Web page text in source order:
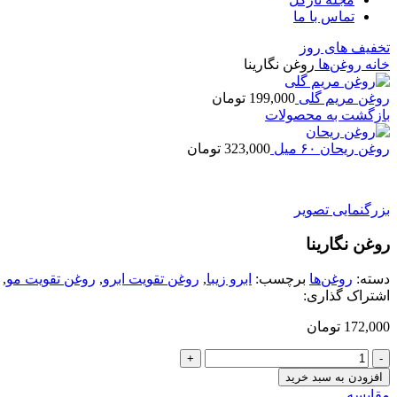
تماس با ما
تخفیف های روز
خانه روغن‌ها روغن نگارینا
روغن مریم گلی 199,000 تومان
بازگشت به محصولات
روغن ریحان ۶۰ میل 323,000 تومان
بزرگنمایی تصویر
روغن نگارینا
دسته: روغن‌ها برچسب: ابرو زیبا, روغن تقویت ابرو, روغن تقویت مو,
اشتراک گذاری:
172,000 تومان
روغن
نگارینا
عدد
افزودن به سبد خرید